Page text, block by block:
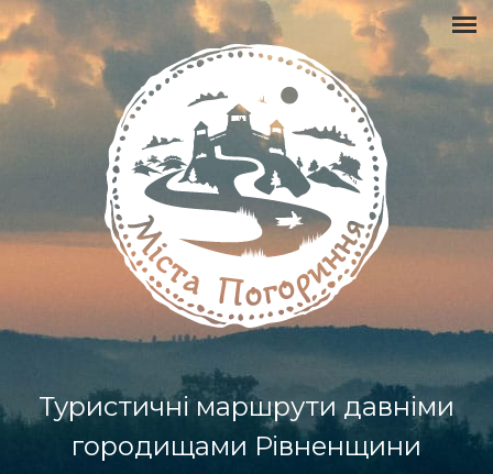
Туристичні маршрути давніми
городищами Рівненщини